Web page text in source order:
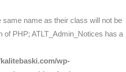
same name as their class will not be
of PHP; ATLT_Admin_Notices has a
wp-